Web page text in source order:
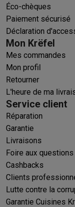
Éco-chèques
Paiement sécurisé
Déclaration
Mon Krëfel
Mes commandes
Mon profil
Retourner
L'heure de ma
Service client
Réparation
Garantie
Livraisons
Foire aux questions
Cashbacks
Clients
Lutte contre la
Garantie Cuisines